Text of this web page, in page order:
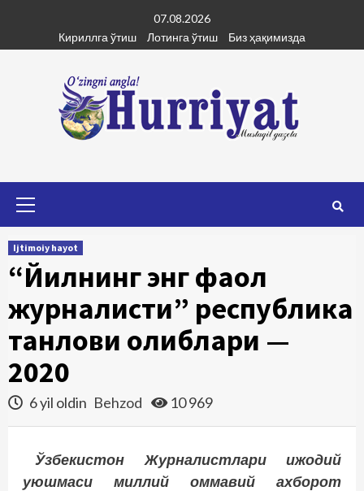
content
07.08.2026
Кириллга ўтиш
Лотинга ўтиш Биз ҳақимизда
Ijtimoiy hayot
“Йилнинг энг фаол
журналисти” республика
танлови ғолиблари —
2020
6 yil oldin Behzod 10 969
Ўзбекистон Журналистлари ижодий
уюшмаси миллий оммавий ахборот